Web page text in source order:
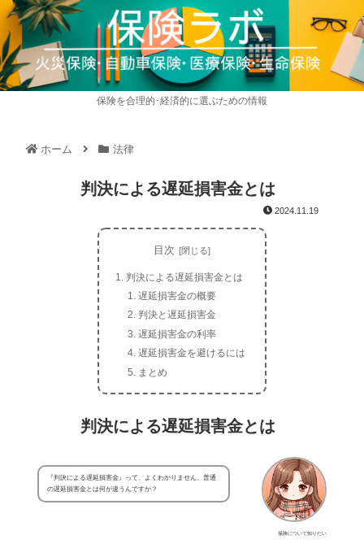
保険を合理的･経済的に選ぶための情報
ホーム 法律
判決による遅延損害金とは
2024.11.19
目次
判決による遅延損害金とは
遅延損害金の概要
判決と遅延損害金
遅延損害金の利率
遅延損害金を避けるには
まとめ
判決による遅延損害金とは
保険について知りたい
『判決による遅延損害金』って、よくわかりません。普通
の遅延損害金とは何が違うんですか？